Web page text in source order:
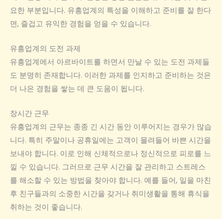
요한 부분입니다. 유흥업계의 특성을 이해하고 준비를 잘 한다
면, 즐겁고 유익한 경험을 얻을 수 있습니다.
유흥업계의 도전 과제
유흥업계에서 아르바이트를 하면서 만날 수 있는 도전 과제들
도 분명히 존재합니다. 이러한 과제를 인지하고 준비하는 것은
더 나은 경험을 쌓는 데 큰 도움이 됩니다.
장시간 근무
유흥업계의 근무는 종종 긴 시간 동안 이루어지는 경우가 많습
니다. 특히 주말이나 공휴일에는 고객이 몰려들어 바쁜 시간을
보내야 합니다. 이로 인해 신체적으로나 정신적으로 피로를 느
낄 수 있습니다. 그러므로 근무 시간을 잘 관리하고 스트레스
를 해소할 수 있는 방법을 찾아야 합니다. 예를 들어, 일을 마친
후 친구들과의 소중한 시간을 갖거나 취미생활을 통해 휴식을
취하는 것이 좋습니다.